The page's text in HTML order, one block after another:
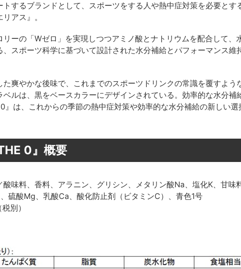
するブランドとして、スポーツをする人や熱中症対策を必要とす
アス』。
ーの「Wゼロ」を実現しつつアミノ酸とナトリウムを配合して、
スポーツ科学に基づいて設計された水分補給とパフォーマンス維
爽やかな後味で、これまでのスポーツドリンクの常識を覆すよう
ルは、黒をベースカラーにデザインされている。効率的な水分補
』は、これからの季節の熱中症対策や効率的な水分補給の新しい選
0』概要
味料、香料、アラニン、グリシン、メタリン酸Na、塩化K、甘味
硫酸Mg、乳酸Ca、酸化防止剤（ビタミンC）、青色1号
別）